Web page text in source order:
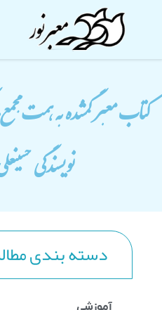
کتاب معبر گمشده به همت
نویسندگی
دسته بندی